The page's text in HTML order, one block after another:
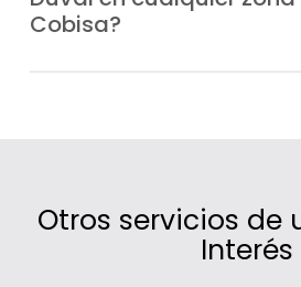
veas sin calefacción o
Cobisa?
Otros servicios de
Interés